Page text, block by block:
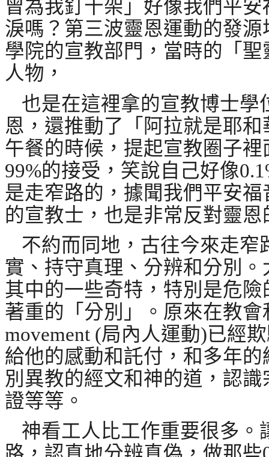
曾為我釘十架」好像我們平
淚嗎？第三波靈恩運動的發
學院的宣教部門，當時的「
人物，
也是在這裡拿的宣教博士
恩，還推動了「阿拉就是耶
午餐的時候，提起宣教圈子
99%的接受，笑說自己好像
是走窄路的，據聞我們平安
的宣教士，也是非常反對靈恩
不約而同地，古往今來走
實、持守真理、分辨和分別
其中的一些奇特，特別是危
著重的「分別」。原來在教
movement (局內人運動)已經
給他的感動和託付，和多年
別異教的經文和神的道，認
證等等。
神看工人比工作重要很多